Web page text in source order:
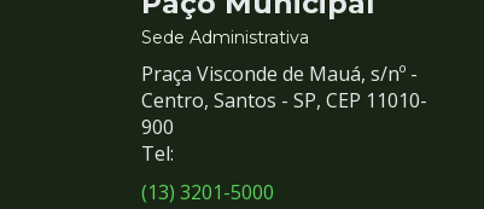
e
Redes
Sociais
Sede Administrativa
Praça Visconde de Mauá, s/nº -
Centro, Santos - SP, CEP 11010-
900
Tel:
(13) 3201-5000